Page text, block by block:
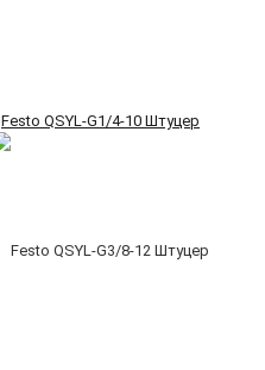
Festo QSYL-G1/4-10 Штуцер